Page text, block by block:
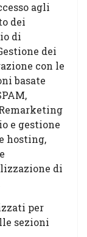
agli
dei
di
dei
con le
basate
e gestione
hosting,
di
per
sezioni